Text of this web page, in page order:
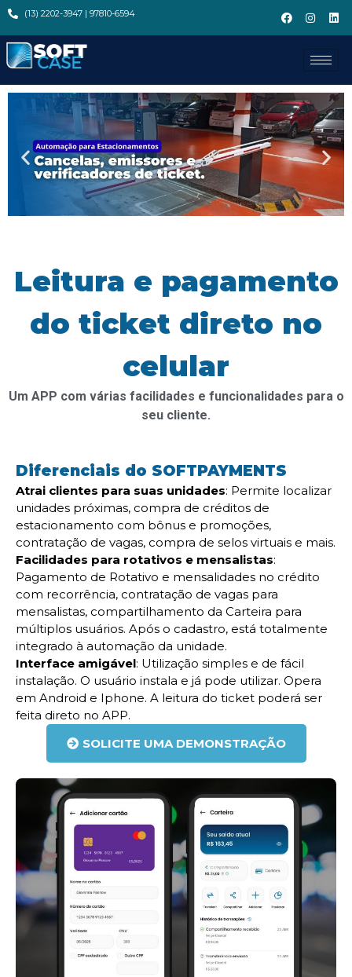
(13) 2202-3947 | 97810-6594
Leitura e pagamento
do ticket direto no
celular
Um APP com várias facilidades e funcionalidades para o
seu cliente.
Diferenciais do SOFTPAYMENTS
Atrai clientes para suas unidades: Permite localizar
unidades próximas, compra de créditos de
estacionamento com bônus e promoções,
contratação de vagas, compra de selos virtuais e mais.
Facilidades para rotativos e mensalistas:
Pagamento de Rotativo e mensalidades no crédito
com recorrência, contratação de vagas para
mensalistas, compartilhamento da Carteira para
múltiplos usuários. Após o cadastro, está totalmente
integrado à automação da unidade.
Interface amigável: Utilização simples e de fácil
instalação. O usuário instala e já pode utilizar. Opera
em Android e Iphone. A leitura do ticket poderá ser
feita direto no APP.
SOLICITE UMA DEMONSTRAÇÃO